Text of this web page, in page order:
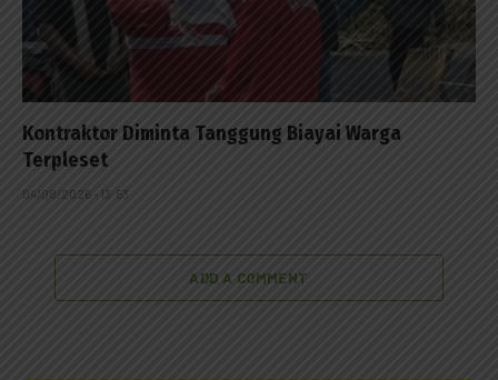
Kontraktor Diminta Tanggung Biayai Warga
Terpleset
04/08/2026 - 13:53
ADD A COMMENT